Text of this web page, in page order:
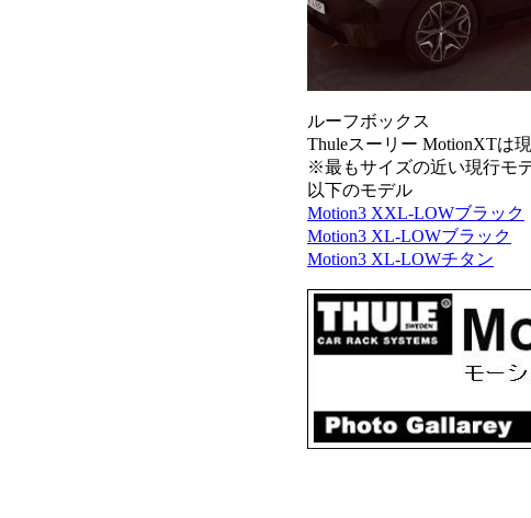
ルーフボックス
Thuleスーリー MotionXTは
※最もサイズの近い現行モ
以下のモデル
Motion3 XXL-LOWブラック
Motion3 XL-LOWブラック
Motion3 XL-LOWチタン